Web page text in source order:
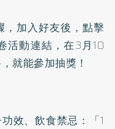
，加入好友後，點擊
活動連結，在3月10
就能參加抽獎！
效、飲食禁忌：「1